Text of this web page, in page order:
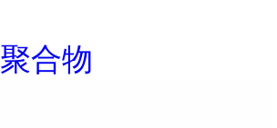
聚合物